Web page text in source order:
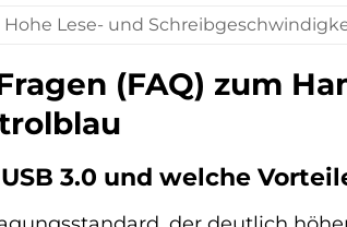
Hohe Lese- und
(FAQ) zum
3.0 und welche